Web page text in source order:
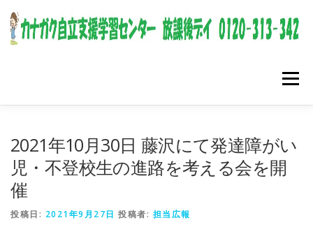
メニュー
2021年10月30日 藤沢にて発達障がい
児・不登校生の進路を考える会を開
催
投稿日: 2021年9月27日 投稿者: 担当広報